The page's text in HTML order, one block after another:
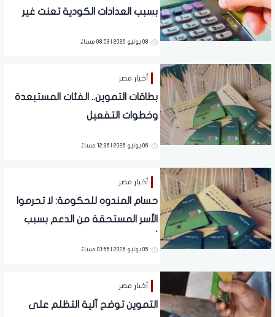
بسبب العدادات الكودية تعنت غير
08 يوليو 2026 | 08:53 مساءً
أخبار مصر
بطاقات التموين.. الفئات المستبعدة
وخطوات التفعيل
06 يوليو 2026 | 12:36 مساءً
أخبار مصر
حسام المندوه للحكومة: لا تحرموا
الأسر المستحقة من الدعم بسبب
05 يوليو 2026 | 01:55 مساءً
أخبار مصر
التموين توضح آلية التظلم على